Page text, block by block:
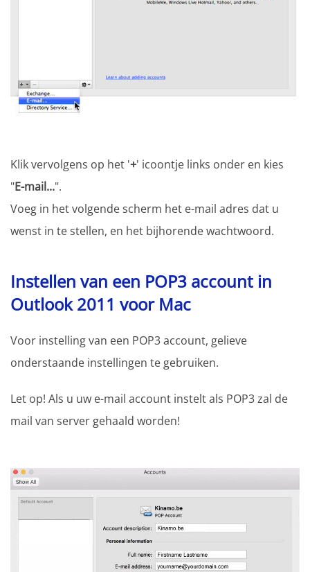
Klik vervolgens op het '+' icoontje links onder en kies
"E-mail...".
Voeg in het volgende scherm het e-mail adres dat u
wenst in te stellen, en het bijhorende wachtwoord.
Instellen van een POP3 account in
Outlook 2011 voor Mac
Voor instelling van een POP3 account, gelieve
onderstaande instellingen te gebruiken.
Let op! Als u uw e-mail account instelt als POP3 zal de
mail van server gehaald worden!